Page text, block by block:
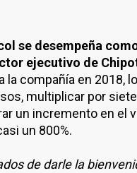
se desempeña
ejecutivo de
la compañía en 2018,
multiplicar por
un incremento en el
un 800%.
de darle la